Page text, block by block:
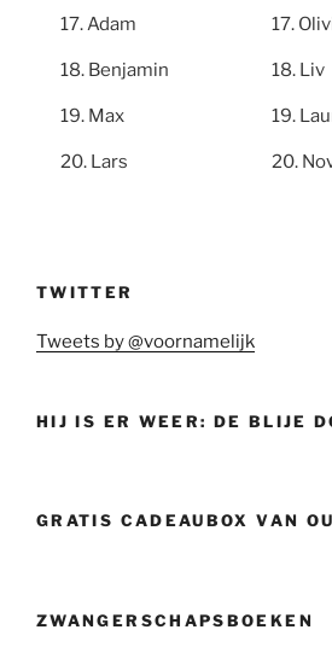
Adam
Benjamin
Max
Lars
Liv
TWITTER
Tweets by @voornamelijk
HIJ IS ER WEER: DE BLIJE
GRATIS CADEAUBOX VAN
ZWANGERSCHAPSBOEKEN